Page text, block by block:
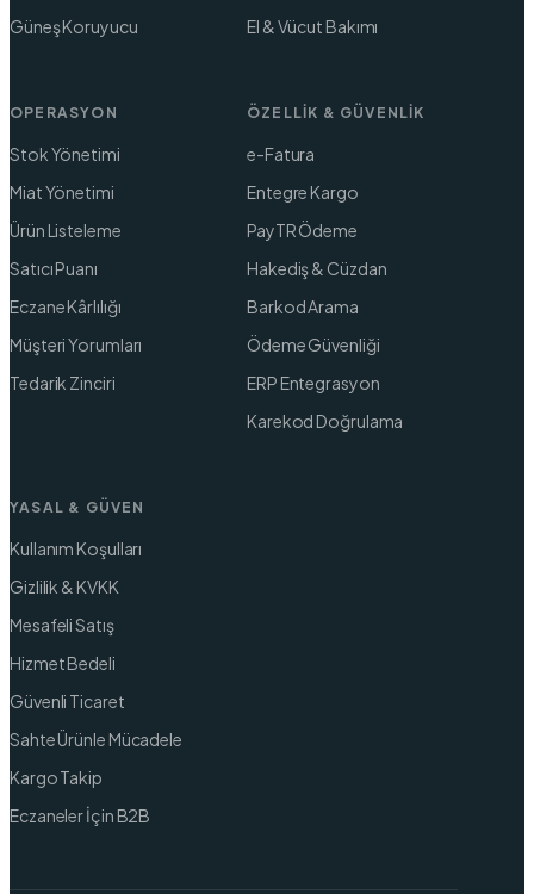
Güneş Koruyucu
El & Vücut Bakımı
OPERASYON
Stok Yönetimi
Miat Yönetimi
Ürün Listeleme
Satıcı Puanı
Eczane Kârlılığı
Müşteri Yorumları
Tedarik Zinciri
ÖZELLIK & GÜVENLIK
e-Fatura
Entegre Kargo
PayTR Ödeme
Hakediş & Cüzdan
Barkod Arama
Ödeme Güvenliği
ERP Entegrasyon
Karekod Doğrulama
YASAL & GÜVEN
Kullanım Koşulları
Gizlilik & KVKK
Mesafeli Satış
Hizmet Bedeli
Güvenli Ticaret
Sahte Ürünle Mücadele
Kargo Takip
Eczaneler İçin B2B